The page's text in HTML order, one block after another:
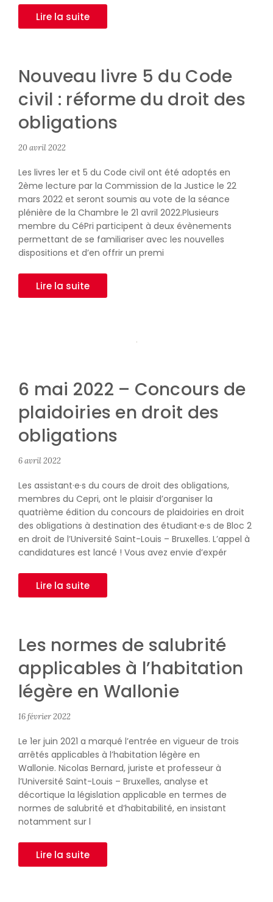
Lire la suite
Nouveau livre 5 du Code
civil : réforme du droit des
obligations
20 avril 2022
Les livres 1er et 5 du Code civil ont été adoptés en
2ème lecture par la Commission de la Justice le 22
mars 2022 et seront soumis au vote de la séance
plénière de la Chambre le 21 avril 2022.Plusieurs
membre du CéPri participent à deux évènements
permettant de se familiariser avec les nouvelles
dispositions et d’en offrir un premi
Lire la suite
6 mai 2022 – Concours de
plaidoiries en droit des
obligations
6 avril 2022
Les assistant·e·s du cours de droit des obligations,
membres du Cepri, ont le plaisir d’organiser la
quatrième édition du concours de plaidoiries en droit
des obligations à destination des étudiant·e·s de Bloc 2
en droit de l’Université Saint-Louis – Bruxelles. L’appel à
candidatures est lancé ! Vous avez envie d’expér
Lire la suite
Les normes de salubrité
applicables à l’habitation
légère en Wallonie
16 février 2022
Le 1er juin 2021 a marqué l’entrée en vigueur de trois
arrêtés applicables à l’habitation légère en
Wallonie. Nicolas Bernard, juriste et professeur à
l’Université Saint-Louis – Bruxelles, analyse et
décortique la législation applicable en termes de
normes de salubrité et d’habitabilité, en insistant
notamment sur l
Lire la suite